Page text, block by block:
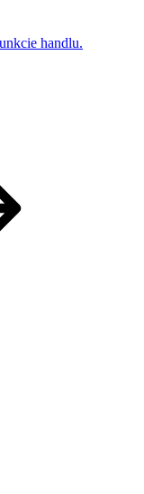
handlu.